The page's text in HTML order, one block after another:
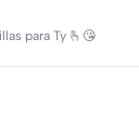
para Ty 🫰😘